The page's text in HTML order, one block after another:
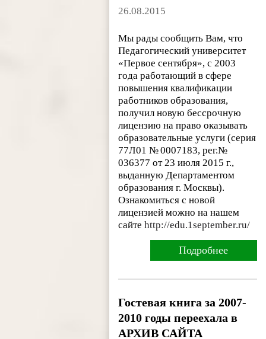
26.08.2015
Мы рады сообщить Вам, что
Педагогический университет
«Первое сентября», с 2003
года работающий в сфере
повышения квалификации
работников образования,
получил новую бессрочную
лицензию на право оказывать
образовательные услуги (серия
77Л01 № 0007183, рег.№
036377 от 23 июля 2015 г.,
выданную Департаментом
образования г. Москвы).
Ознакомиться с новой
лицензией можно на нашем
сайтеhttp://edu.1september.ru/
Подробнее
Гостевая книга за 2007-
2010 годы переехала в
АРХИВ САЙТА